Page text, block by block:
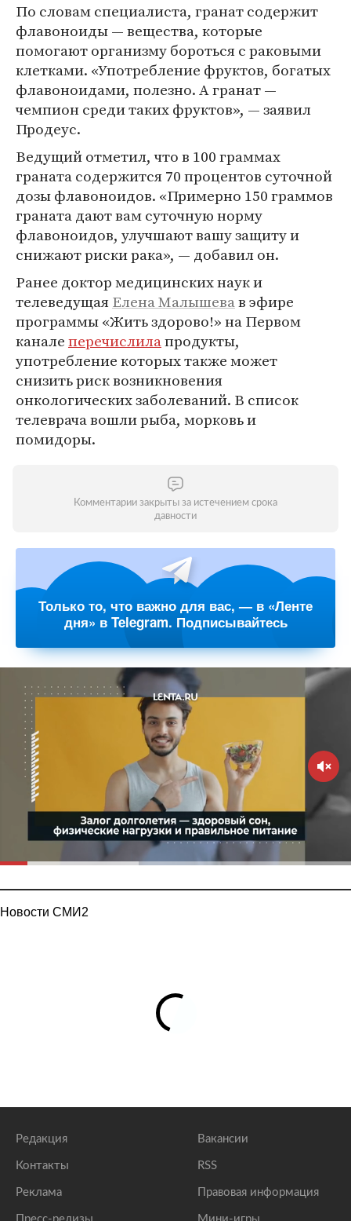
По словам специалиста, гранат содержит
флавоноиды — вещества, которые
помогают организму бороться с раковыми
клетками. «Употребление фруктов, богатых
флавоноидами, полезно. А гранат —
чемпион среди таких фруктов», — заявил
Продеус.
Ведущий отметил, что в 100 граммах
граната содержится 70 процентов суточной
дозы флавоноидов. «Примерно 150 граммов
граната дают вам суточную норму
флавоноидов, улучшают вашу защиту и
снижают риски рака», — добавил он.
Ранее доктор медицинских наук и
телеведущаяЕлена Малышевав эфире
программы «Жить здорово!» на Первом
каналеперечислилапродукты,
употребление которых также может
снизить риск возникновения
онкологических заболеваний. В список
телеврача вошли рыба, морковь и
помидоры.
Комментарии закрыты за истечением срока
давности
Только то, что важно для вас, — в «Ленте
дня» в Telegram. Подписывайтесь
Новости СМИ2
Редакция
Контакты
Реклама
Вакансии
RSS
Правовая информация